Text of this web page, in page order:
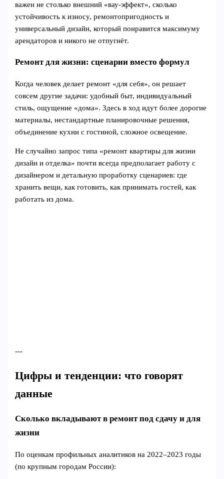
важен не столько внешний «вау‑эффект», сколько
устойчивость к износу, ремонтопригодность и
универсальный дизайн, который понравится максимуму
арендаторов и никого не отпугнёт.
Ремонт для жизни: сценарии вместо формул
Когда человек делает ремонт «для себя», он решает
совсем другие задачи: удобный быт, индивидуальный
стиль, ощущение «дома». Здесь в ход идут более дорогие
материалы, нестандартные планировочные решения,
объединение кухни с гостиной, сложное освещение.
Не случайно запрос типа «ремонт квартиры для жизни
дизайн и отделка» почти всегда предполагает работу с
дизайнером и детальную проработку сценариев: где
хранить вещи, как готовить, как принимать гостей, как
работать из дома.
---
Цифры и тенденции: что говорят
данные
Сколько вкладывают в ремонт под сдачу и для
жизни
По оценкам профильных аналитиков на 2022–2023 годы
(по крупным городам России):